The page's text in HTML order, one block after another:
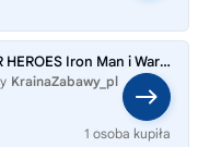
LEGO MARVEL SUPER HEROES Iron Man i War Machine kontra drony Hammera 76320
KrainaZabawy_pl
1 osoba kupiła